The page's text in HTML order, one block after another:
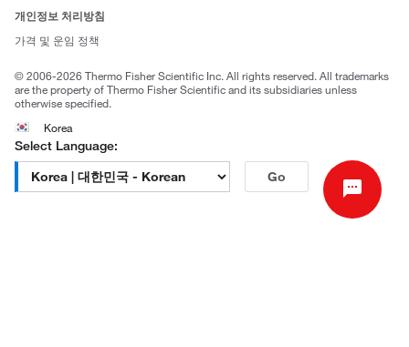
브랜드
개인정보 처리방침
가격 및 운임 정책
© 2006-2026 Thermo Fisher Scientific Inc. All rights reserved. All trademarks
are the property of Thermo Fisher Scientific and its subsidiaries unless
otherwise specified.
Korea
Select Language:
Go